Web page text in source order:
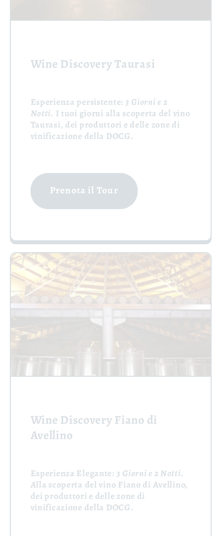
Wine Discovery Taurasi
Esperienza persistente: 3 Giorni e 2
Notti. I tuoi giorni alla scoperta del vino
Taurasi, dei produttori e delle zone di
vinificazione della DOCG.
Prenota il Tour
Wine Discovery Fiano di
Avellino
Esperienza Elegante: 3 Giorni e 2 Notti.
Alla scoperta del vino Fiano di Avellino,
dei produttori e delle zone di
vinificazione della DOCG.